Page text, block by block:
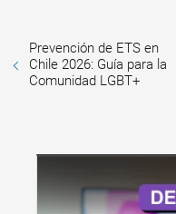
Prevención de ETS en
Chile 2026: Guía para la
Comunidad LGBT+